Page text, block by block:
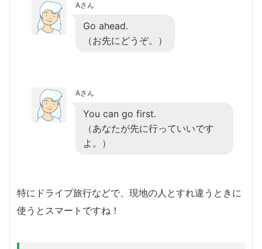
Aさん
Go ahead.
（お先にどうぞ。）
Aさん
You can go first.
（あなたが先に行っていいです
よ。）
特にドライブ旅行などで、現地の人とすれ違うときに
使うとスマートですね！